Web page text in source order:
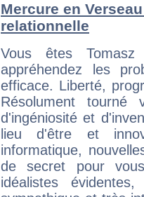
Mercure en
relationnelle
Vous êtes Tomasz
appréhendez les
efficace. Liberté,
Résolument tourné
d'ingéniosité et
lieu d'être et
informatique,
de secret pour
idéalistes